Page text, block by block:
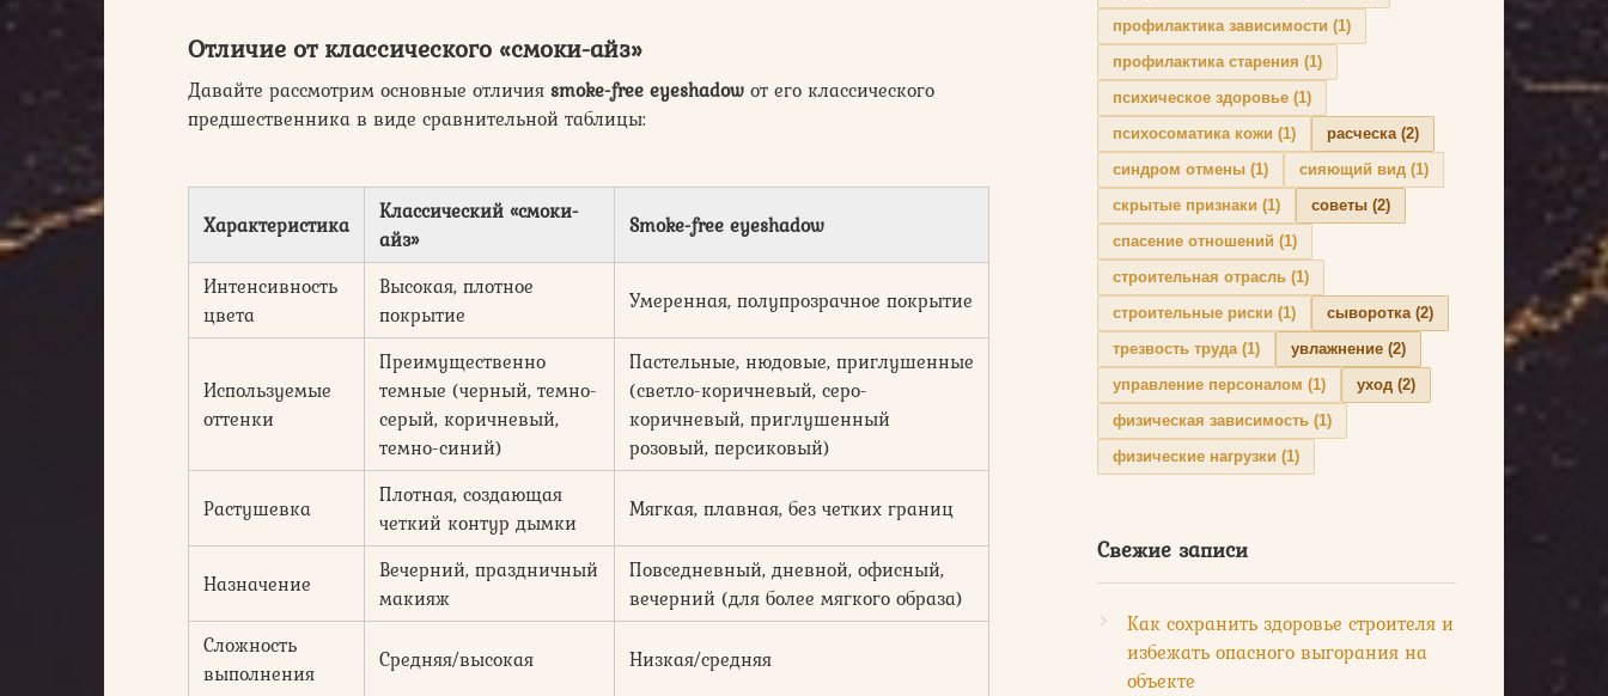
Отличие от классического «смоки-айз»
Давайте рассмотрим основные отличия smoke-free eyeshadow от его классического
предшественника в виде сравнительной таблицы:
Характеристика
Классический «смоки-
айз»
Smoke-free eyeshadow
Интенсивность
цвета
Высокая, плотное
покрытие
Умеренная, полупрозрачное покрытие
Используемые
оттенки
Преимущественно
темные (черный, темно-
серый, коричневый,
темно-синий)
Пастельные, нюдовые, приглушенные
(светло-коричневый, серо-
коричневый, приглушенный
розовый, персиковый)
Растушевка
Плотная, создающая
четкий контур дымки
Мягкая, плавная, без четких границ
Назначение
Вечерний, праздничный
макияж
Повседневный, дневной, офисный,
вечерний (для более мягкого образа)
Сложность
выполнения
Средняя/высокая Низкая/средняя
профилактика зависимости (1)
профилактика старения (1)
психическое здоровье (1)
психосоматика кожи (1) расческа(2)
синдром отмены (1) сияющий вид (1)
скрытые признаки (1) советы (2)
спасение отношений (1)
строительная отрасль (1)
строительные риски (1) сыворотка(2)
трезвость труда(1) увлажнение (2)
управление персоналом (1) уход (2)
физическая зависимость (1)
физические нагрузки (1)
Свежие записи
Как сохранить здоровье строителя и
избежать опасного выгорания на
объекте